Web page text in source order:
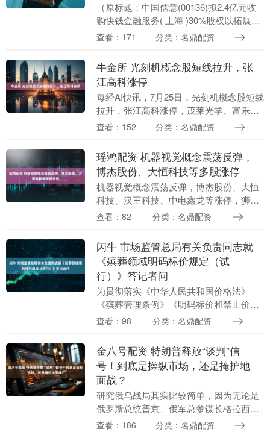
（原标题：中国儒意(00136)拟2.4亿元收
购快钱金融服务( 上海 )30%股权以拓展金
融科技业务） 智通财经APP讯，中国儒意
查看：171 分类：名鼎配资
牛金所 光刻机概念股短线拉升，张
江高科涨停
每经AI快讯，7月25日，光刻机概念股短线
拉升，张江高科涨停，茂莱光学、富乐
德、富创精密、晶方科技、凯美特气等跟
查看：152 分类：名鼎配资
瑶鸿配资 机器视觉概念震荡反弹，
博杰股份、大恒科技等多股涨停
机器视觉概念震荡反弹，博杰股份、大恒
科技、汉王科技、中电鑫龙等涨停，狮头
股份、波长光电、虹软科技、格灵深瞳、
查看：82 分类：名鼎配资
闪牛 市场监管总局有关负责同志就
《殡葬领域明码标价规定（试
行）》答记者问
为贯彻落实《中华人民共和国价格法》
《殡葬管理条例》《明码标价和禁止价格
欺诈规定》相关要求，近日，市场监管总
规定（试行）》（以....
查看：98 分类：名鼎配资
金八号配资 特朗普释放“谈判”信
号！到底是操纵市场，还是掩护地
面战？
研究俄乌战局其实比较简单，因为无论是
俄罗斯总统普京、俄军总参谋长格拉西莫
夫，还是乌克兰总统泽连斯基、乌军总司
查看：186 分类：名鼎配资